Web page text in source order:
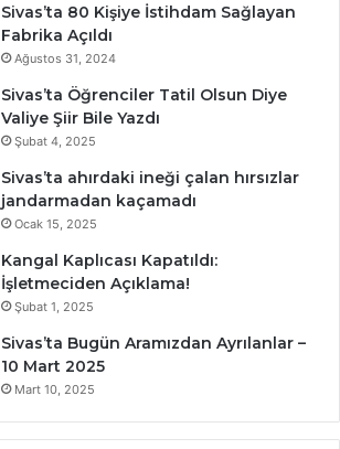
Sivas’ta 80 Kişiye İstihdam Sağlayan
Fabrika Açıldı
Ağustos 31, 2024
Sivas’ta Öğrenciler Tatil Olsun Diye
Valiye Şiir Bile Yazdı
Şubat 4, 2025
Sivas’ta ahırdaki ineği çalan hırsızlar
jandarmadan kaçamadı
Ocak 15, 2025
Kangal Kaplıcası Kapatıldı:
İşletmeciden Açıklama!
Şubat 1, 2025
Sivas’ta Bugün Aramızdan Ayrılanlar –
10 Mart 2025
Mart 10, 2025